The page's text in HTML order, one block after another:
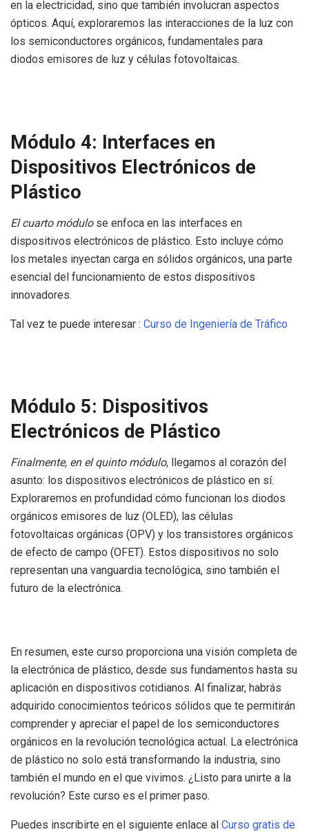
en la electricidad, sino que también involucran aspectos
ópticos. Aquí, exploraremos las interacciones de la luz con
los semiconductores orgánicos, fundamentales para
diodos emisores de luz y células fotovoltaicas.
Módulo 4: Interfaces en
Dispositivos Electrónicos de
Plástico
El cuarto módulose enfoca en las interfaces en
dispositivos electrónicos de plástico. Esto incluye cómo
los metales inyectan carga en sólidos orgánicos, una parte
esencial del funcionamiento de estos dispositivos
innovadores.
Tal vez te puede interesar : Curso de Ingeniería de Tráfico
Módulo 5: Dispositivos
Electrónicos de Plástico
Finalmente, en el quinto módulo, llegamos al corazón del
asunto: los dispositivos electrónicos de plástico en sí.
Exploraremos en profundidad cómo funcionan los diodos
orgánicos emisores de luz (OLED), las células
fotovoltaicas orgánicas (OPV) y los transistores orgánicos
de efecto de campo (OFET). Estos dispositivos no solo
representan una vanguardia tecnológica, sino también el
futuro de la electrónica.
En resumen, este curso proporciona una visión completa de
la electrónica de plástico, desde sus fundamentos hasta su
aplicación en dispositivos cotidianos. Al finalizar, habrás
adquirido conocimientos teóricos sólidos que te permitirán
comprender y apreciar el papel de los semiconductores
orgánicos en la revolución tecnológica actual. La electrónica
de plástico no solo está transformando la industria, sino
también el mundo en el que vivimos. ¿Listo para unirte a la
revolución? Este curso es el primer paso.
Puedes inscribirte en el siguiente enlace al Curso gratis de